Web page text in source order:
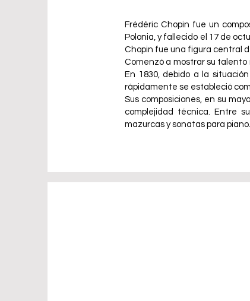
Frédéric Chopin fue un
Polonia, y fallecido el 17 de
Chopin fue una figura central
Comenzó a mostrar su talento
En 1830, debido a la
rápidamente se estableció
Sus composiciones, en su
complejidad técnica. Entre
mazurcas y sonatas para piano.